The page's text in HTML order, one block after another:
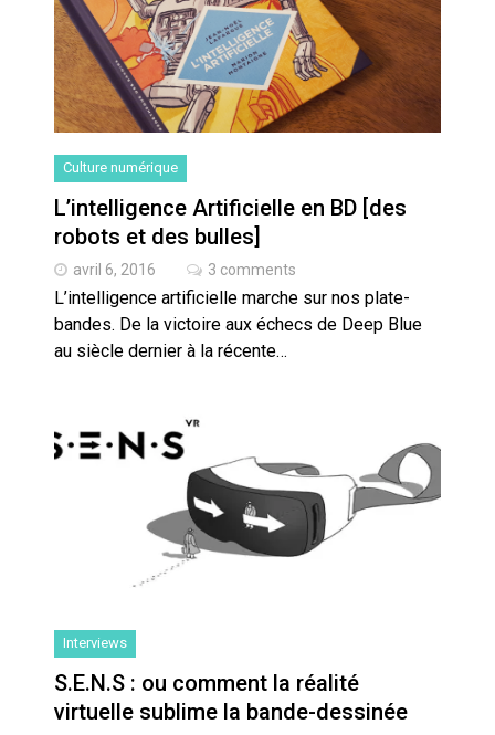
Artemis II : objectif nul
Quand Mistral veut moraliser le
pillage
Commentaire sur la polémique
des perroquets
Les syndicats, (tout) contre l’IA
En Seine-et-Marne, le projet de
Campus IA doit sortir des
champs : « On impose et copie
La vaste blague du macronisme
crypto-spatial
Culture numérique
L’intelligence Artificielle en BD [des
robots et des bulles]
avril 6, 2016 3 comments
L’intelligence artificielle marche sur nos plate-
bandes. De la victoire aux échecs de Deep Blue
au siècle dernier à la récente…
Interviews
S.E.N.S : ou comment la réalité
virtuelle sublime la bande-dessinée